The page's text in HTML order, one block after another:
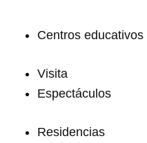
Centros educativos
Visita
Espectáculos
Residencias